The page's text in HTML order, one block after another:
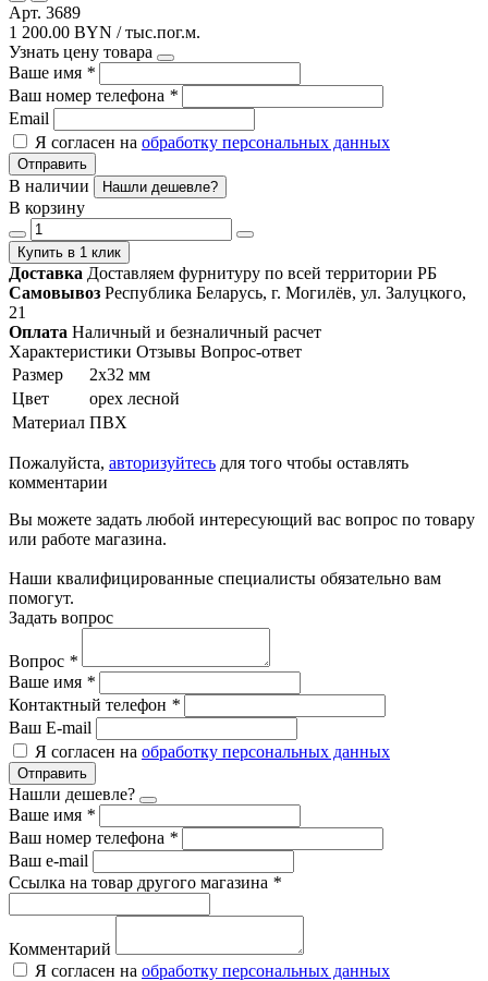
Арт. 3689
1 200.00 BYN / тыс.пог.м.
Узнать цену товара
Ваше имя *
Ваш номер телефона *
Email
Я согласен на обработку персональных данных
Отправить
В наличии Нашли дешевле?
В корзину
Купить в 1 клик
Доставка Доставляем фурнитуру по всей территории РБ
Самовывоз Республика Беларусь, г. Могилёв, ул. Залуцкого,
21
Оплата Наличный и безналичный расчет
Характеристики Отзывы Вопрос-ответ
Размер
2х32 мм
Цвет
орех лесной
Материал ПВХ
Пожалуйста, авторизуйтесь для того чтобы оставлять
комментарии
Вы можете задать любой интересующий вас вопрос по товару
или работе магазина.
Наши квалифицированные специалисты обязательно вам
помогут.
Задать вопрос
Вопрос *
Ваше имя *
Контактный телефон *
Ваш E-mail
Я согласен на обработку персональных данных
Отправить
Нашли дешевле?
Ваше имя *
Ваш номер телефона *
Ваш e-mail
Ссылка на товар другого магазина *
Комментарий
Я согласен на обработку персональных данных